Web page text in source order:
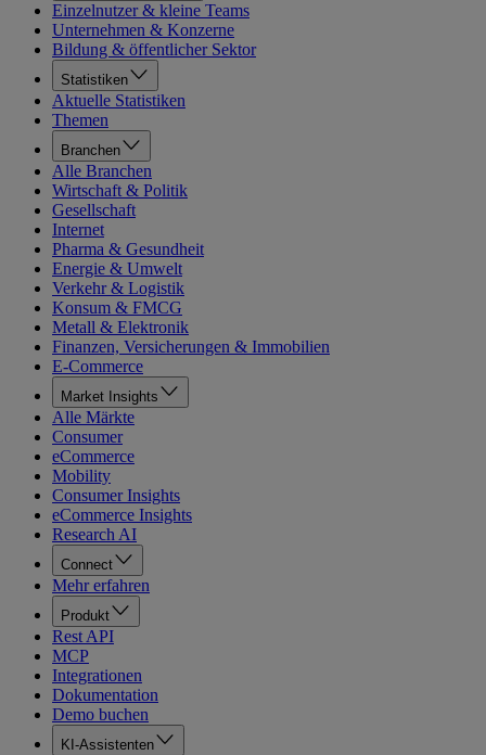
Einzelnutzer & kleine Teams
Unternehmen & Konzerne
Bildung & öffentlicher Sektor
Statistiken
Aktuelle Statistiken
Themen
Branchen
Alle Branchen
Wirtschaft & Politik
Gesellschaft
Internet
Pharma & Gesundheit
Energie & Umwelt
Verkehr & Logistik
Konsum & FMCG
Metall & Elektronik
Finanzen, Versicherungen & Immobilien
E-Commerce
Market Insights
Alle Märkte
Consumer
eCommerce
Mobility
Consumer Insights
eCommerce Insights
Research AI
Connect
Mehr erfahren
Produkt
Rest API
MCP
Integrationen
Dokumentation
Demo buchen
KI-Assistenten